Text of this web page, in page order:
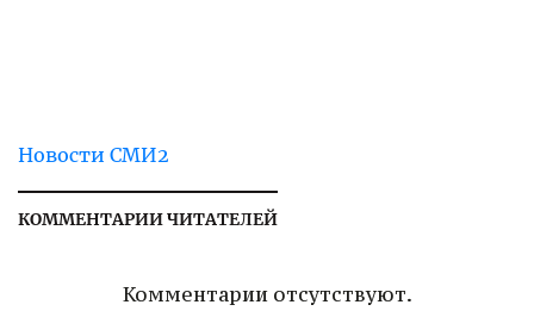
Новости СМИ2
КОММЕНТАРИИ ЧИТАТЕЛЕЙ
Комментарии отсутствуют.